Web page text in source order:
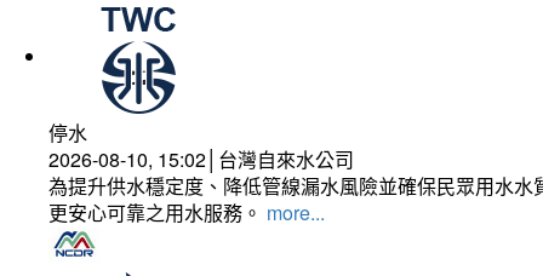
停水
2026-08-10, 15:02│台灣自來水公司
為提升供水穩定度、降低管線漏水風險並確保民眾用水
更安心可靠之用水服務。 more...